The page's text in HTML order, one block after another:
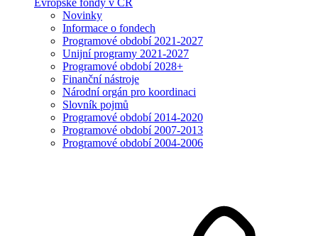
Evropské fondy v ČR
Novinky
Informace o fondech
Programové období 2021-2027
Unijní programy 2021-2027
Programové období 2028+
Finanční nástroje
Národní orgán pro koordinaci
Slovník pojmů
Programové období 2014-2020
Programové období 2007-2013
Programové období 2004-2006